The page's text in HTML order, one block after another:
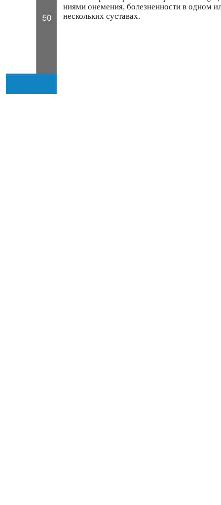
ниями онемения, болезненности в одном
нескольких суставах.